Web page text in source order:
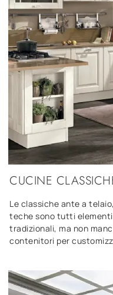
CUCINE
Le classiche ante a
teche sono tutti
tradizionali, ma non
contenitori per